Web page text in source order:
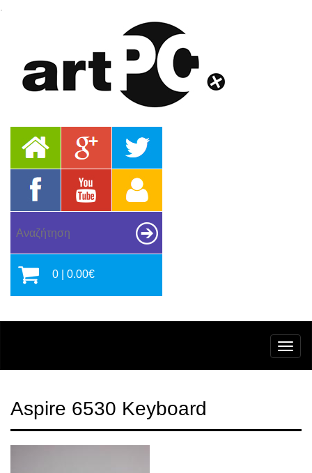
0 | 0.00€
Aspire 6530 Keyboard